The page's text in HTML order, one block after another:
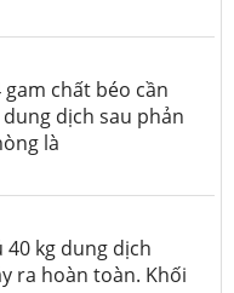
chất béo cần
dịch sau phản
là
kg dung dịch
ra hoàn toàn. Khối